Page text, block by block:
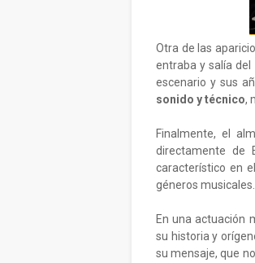
Otra de las
entraba y salía del
escenario y sus
sonido y técnico,
Finalmente, el
directamente de
característico en el
géneros musicales.
En una actuación
su historia y
su mensaje, que